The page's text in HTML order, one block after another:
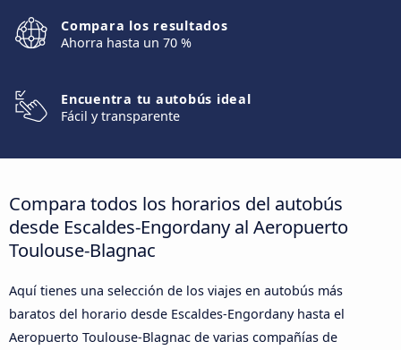
Compara los resultados
Ahorra hasta un 70 %
Encuentra tu autobús ideal
Fácil y transparente
Compara todos los horarios del autobús
desde Escaldes-Engordany al Aeropuerto
Toulouse-Blagnac
Aquí tienes una selección de los viajes en autobús más
baratos del horario desde Escaldes-Engordany hasta el
Aeropuerto Toulouse-Blagnac de varias compañías de